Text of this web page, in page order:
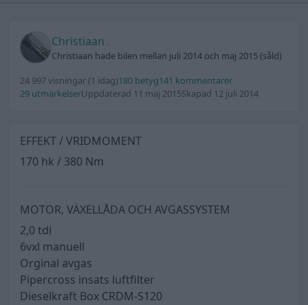
Christiaan .
Christiaan hade bilen mellan juli 2014 och maj 2015 (såld)
24 997 visningar (1 idag)180 betyg141 kommentarer
29 utmärkelserUppdaterad 11 maj 2015Skapad 12 juli 2014
EFFEKT / VRIDMOMENT
170 hk / 380 Nm
MOTOR, VÄXELLÅDA OCH AVGASSYSTEM
2,0 tdi
6vxl manuell
Orginal avgas
Pipercross insats luftfilter
Dieselkraft Box CRDM-S120